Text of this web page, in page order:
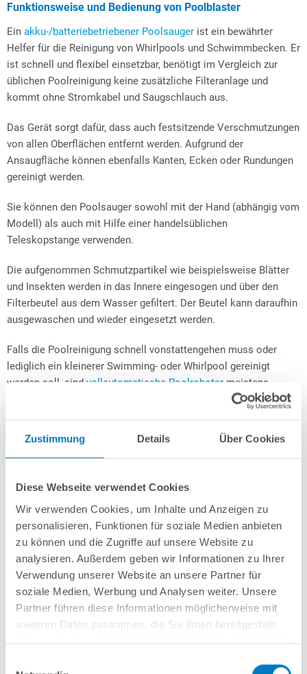
Zustimmung Details Über Cookies
Diese Webseite verwendet Cookies
Wir verwenden Cookies, um Inhalte und Anzeigen zu
personalisieren, Funktionen für soziale Medien anbieten
zu können und die Zugriffe auf unsere Website zu
analysieren. Außerdem geben wir Informationen zu Ihrer
Verwendung unserer Website an unsere Partner für
soziale Medien, Werbung und Analysen weiter. Unsere
Partner führen diese Informationen möglicherweise mit
weiteren Daten zusammen, die Sie ihnen bereitgestellt
Funktionsweise und Bedienung von Poolblaster
Ein akku-/batteriebetriebener Poolsauger ist ein bewährter
Helfer für die Reinigung von Whirlpools und Schwimmbecken. Er
ist schnell und flexibel einsetzbar, benötigt im Vergleich zur
üblichen Poolreinigung keine zusätzliche Filteranlage und
kommt ohne Stromkabel und Saugschlauch aus.
Das Gerät sorgt dafür, dass auch festsitzende Verschmutzungen
von allen Oberflächen entfernt werden. Aufgrund der
Ansaugfläche können ebenfalls Kanten, Ecken oder Rundungen
gereinigt werden.
Sie können den Poolsauger sowohl mit der Hand (abhängig vom
Modell) als auch mit Hilfe einer handelsüblichen
Teleskopstange verwenden.
Die aufgenommen Schmutzpartikel wie beispielsweise Blätter
und Insekten werden in das Innere eingesogen und über den
Filterbeutel aus dem Wasser gefiltert. Der Beutel kann daraufhin
ausgewaschen und wieder eingesetzt werden.
Falls die Poolreinigung schnell vonstattengehen muss oder
lediglich ein kleinerer Swimming- oder Whirlpool gereinigt
werden soll, sind vollautomatische Poolroboter meistens
überdimensioniert. Daher stellt der akku-/batteriebetriebene
teures, leistungsstarkes Gerät lohnt oder ob das günstige
Leichtgewicht für den eigenen Zweck ausreicht. Dazu haben wir
für Sie die gängigsten Akkusauger aus unseremPoolshop
gegenübergestellt.
Akku- und Batteriebetriebene Poolreiniger im Vergleich
Poolsauger
POOLSANA 223
Poolsauger
POOLSANA